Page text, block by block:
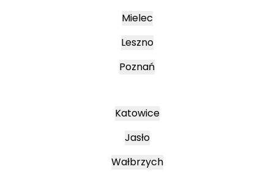
Mielec
Leszno
Poznań
Katowice
Jasło
Wałbrzych